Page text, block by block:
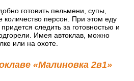
готовить пельмени, супы,
персон. При этом еду
следить за готовностью и
Имея автоклав, можно
или на охоте.
«Малиновка 2в1»